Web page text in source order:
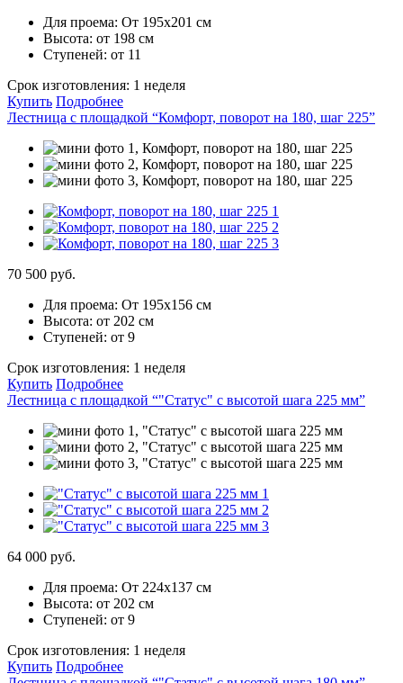
Для проема: От 195х201 см
Высота: от 198 см
Ступеней: от 11
Срок изготовления: 1 неделя
Купить Подробнее
Лестница с площадкой “Комфорт, поворот на 180, шаг 225”
70 500 руб.
Для проема: От 195х156 см
Высота: от 202 см
Ступеней: от 9
Срок изготовления: 1 неделя
Купить Подробнее
Лестница с площадкой “"Статус" с высотой шага 225 мм”
64 000 руб.
Для проема: От 224х137 см
Высота: от 202 см
Ступеней: от 9
Срок изготовления: 1 неделя
Купить Подробнее